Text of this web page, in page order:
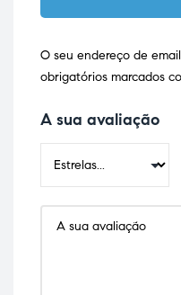
O seu endereço de
obrigatórios marcados
A sua avaliação